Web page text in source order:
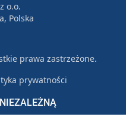
o.o.
Polska
prawa zastrzeżone.
prywatności